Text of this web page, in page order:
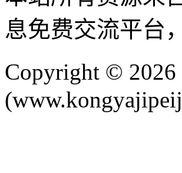
息免费交流平台
Copyright ©